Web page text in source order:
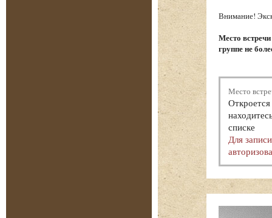
Внимание!
Место
группе не
Место
списке
Для